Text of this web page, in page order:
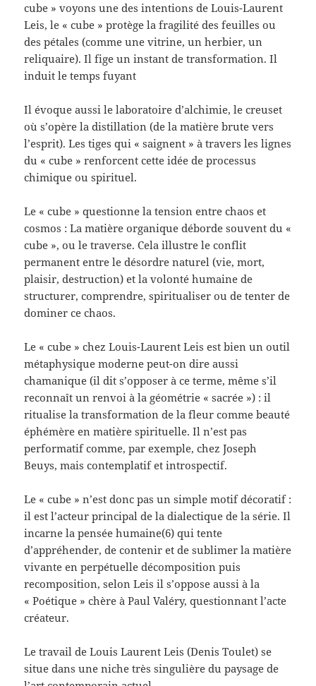
cube » voyons une des intentions de Louis-Laurent
Leis, le « cube » protège la fragilité des feuilles ou
des pétales (comme une vitrine, un herbier, un
reliquaire). Il fige un instant de transformation. Il
induit le temps fuyant
Il évoque aussi le laboratoire d’alchimie, le creuset
où s’opère la distillation (de la matière brute vers
l’esprit). Les tiges qui « saignent » à travers les lignes
du « cube » renforcent cette idée de processus
chimique ou spirituel.
Le « cube » questionne la tension entre chaos et
cosmos : La matière organique déborde souvent du «
cube », ou le traverse. Cela illustre le conflit
permanent entre le désordre naturel (vie, mort,
plaisir, destruction) et la volonté humaine de
structurer, comprendre, spiritualiser ou de tenter de
dominer ce chaos.
Le « cube » chez Louis-Laurent Leis est bien un outil
métaphysique moderne peut-on dire aussi
chamanique (il dit s’opposer à ce terme, même s’il
reconnaît un renvoi à la géométrie « sacrée ») : il
ritualise la transformation de la fleur comme beauté
éphémère en matière spirituelle. Il n’est pas
performatif comme, par exemple, chez Joseph
Beuys, mais contemplatif et introspectif.
Le « cube » n’est donc pas un simple motif décoratif :
il est l’acteur principal de la dialectique de la série. Il
incarne la pensée humaine(6) qui tente
d’appréhender, de contenir et de sublimer la matière
vivante en perpétuelle décomposition puis
recomposition, selon Leis il s’oppose aussi à la
« Poétique » chère à Paul Valéry, questionnant l’acte
créateur.
Le travail de Louis Laurent Leis (Denis Toulet) se
situe dans une niche très singulière du paysage de